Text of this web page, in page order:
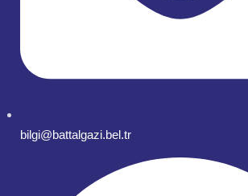
bilgi@battalgazi.bel.tr